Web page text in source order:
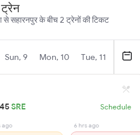
से सहारनपुर के बीच 2 ट्रेनों की टिकट
Sun, 9 Mon, 10 Tue, 11
SRE Schedule
ago 6 hrs ago